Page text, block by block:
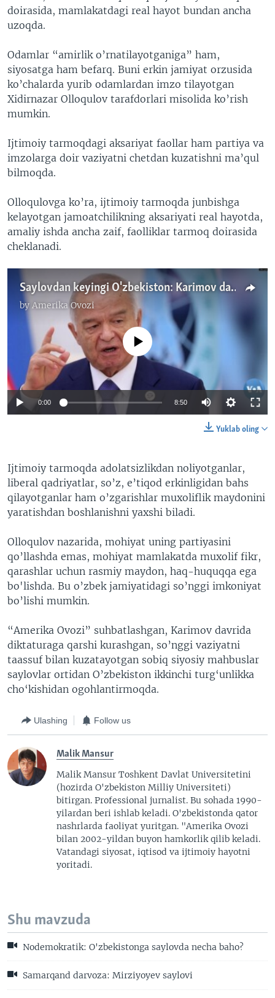
doirasida, mamlakatdagi real hayot bundan ancha
uzoqda.
Odamlar “amirlik o’rnatilayotganiga” ham,
siyosatga ham befarq. Buni erkin jamiyat orzusida
ko’chalarda yurib odamlardan imzo tilayotgan
Xidirnazar Olloqulov tarafdorlari misolida ko’rish
mumkin.
Ijtimoiy tarmoqdagi aksariyat faollar ham partiya va
imzolarga doir vaziyatni chetdan kuzatishni ma’qul
bilmoqda.
Olloqulovga ko’ra, ijtimoiy tarmoqda junbishga
kelayotgan jamoatchilikning aksariyati real hayotda,
amaliy ishda ancha zaif, faolliklar tarmoq doirasida
cheklanadi.
Saylovdan keyingi O'zbekiston: Karimov davri qaytyaptimi?
by Amerika Ovozi
No media source currently available
0:00 8:50
Yuklab oling
Ijtimoiy tarmoqda adolatsizlikdan noliyotganlar,
liberal qadriyatlar, so’z, e’tiqod erkinligidan bahs
qilayotganlar ham o’zgarishlar muxoliflik maydonini
yaratishdan boshlanishni yaxshi biladi.
Olloqulov nazarida, mohiyat uning partiyasini
qo’llashda emas, mohiyat mamlakatda muxolif fikr,
qarashlar uchun rasmiy maydon, haq-huquqqa ega
bo'lishda. Bu o’zbek jamiyatidagi so’nggi imkoniyat
bo’lishi mumkin.
“Amerika Ovozi” suhbatlashgan, Karimov davrida
diktaturaga qarshi kurashgan, so’nggi vaziyatni
taassuf bilan kuzatayotgan sobiq siyosiy mahbuslar
saylovlar ortidan O’zbekiston ikkinchi turg‘unlikka
cho‘kishidan ogohlantirmoqda.
Ulashing Follow us
Malik Mansur
Malik Mansur Toshkent Davlat Universitetini
(hozirda O'zbekiston Milliy Universiteti)
bitirgan. Professional jurnalist. Bu sohada 1990-
yilardan beri ishlab keladi. O'zbekistonda qator
nashrlarda faoliyat yuritgan. "Amerika Ovozi
bilan 2002-yildan buyon hamkorlik qilib keladi.
Vatandagi siyosat, iqtisod va ijtimoiy hayotni
yoritadi.
Shu mavzuda
Nodemokratik: O'zbekistonga saylovda necha baho?
Samarqand darvoza: Mirziyoyev saylovi